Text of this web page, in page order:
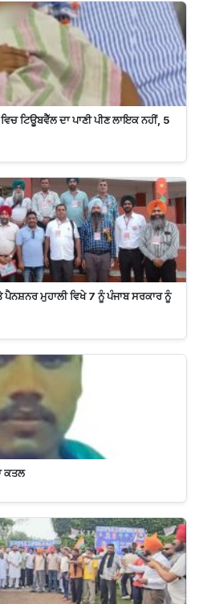
ਟਿਊਬਵੈੱਲ ਦਾ ਪਾਣੀ ਪੀਣ ਲਾਇਕ ਨਹੀਂ, 5
ਮੁਹਾਲੀ ਵਿਖੇ 7 ਨੂੰ ਪੰਜਾਬ ਸਰਕਾਰ ਨੂੰ
ਕਤਲ